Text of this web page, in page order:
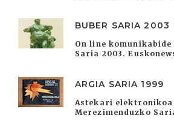
BUBER SARIA 2003
On line
Saria 2003.
ARGIA SARIA 1999
Astekari
Merezimenduzko